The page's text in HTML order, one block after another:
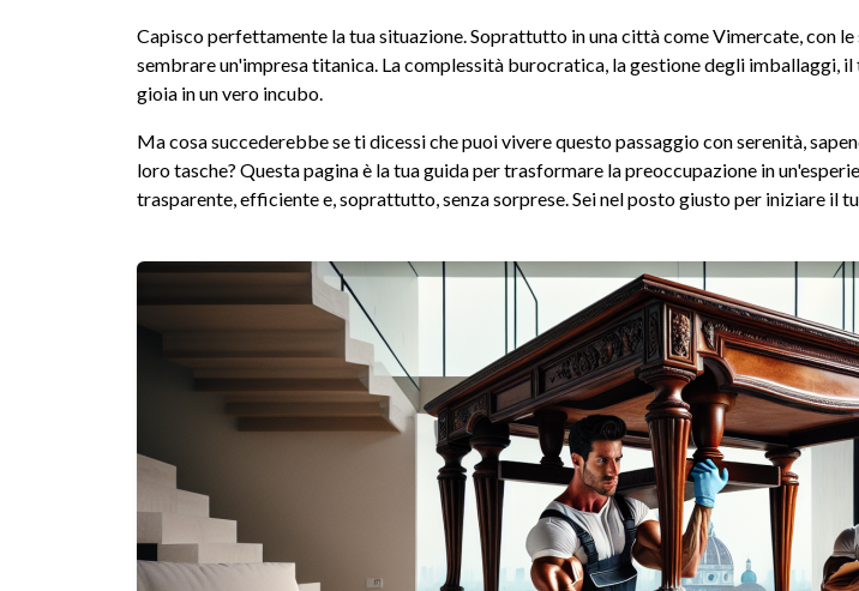
Capisco perfettamente la tua situazione. Soprattutto in una città come Vimercate, con
sembrare un'impresa titanica. La complessità burocratica, la gestione degli imballaggi,
gioia in un vero incubo.
Ma cosa succederebbe se ti dicessi che puoi vivere questo passaggio con serenità,
loro tasche? Questa pagina è la tua guida per trasformare la preoccupazione in
trasparente, efficiente e, soprattutto, senza sorprese. Sei nel posto giusto per iniziare il